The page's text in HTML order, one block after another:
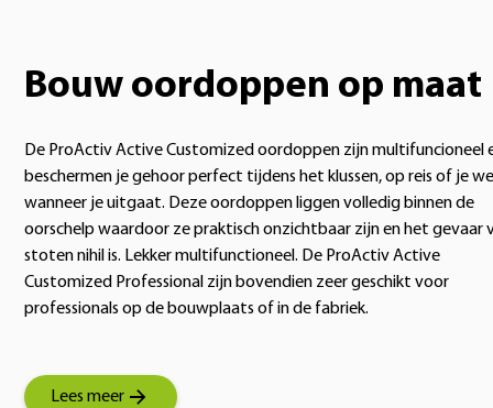
Bouw oordoppen op maat
De ProActiv Active Customized oordoppen zijn multifuncioneel
beschermen je gehoor perfect tijdens het klussen, op reis of je
wanneer je uitgaat. Deze oordoppen liggen volledig binnen de
oorschelp waardoor ze praktisch onzichtbaar zijn en het gevaar
stoten nihil is. Lekker multifunctioneel. De ProActiv Active
Customized Professional zijn bovendien zeer geschikt voor
professionals op de bouwplaats of in de fabriek.
Lees meer